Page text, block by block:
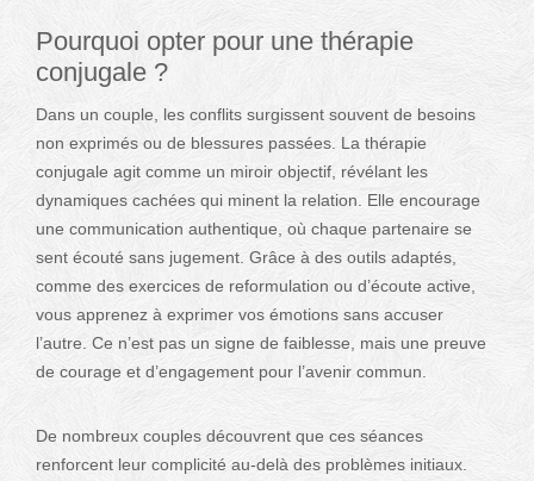
Pourquoi opter pour une thérapie
conjugale ?
Dans un couple, les conflits surgissent souvent de besoins
non exprimés ou de blessures passées. La thérapie
conjugale agit comme un miroir objectif, révélant les
dynamiques cachées qui minent la relation. Elle encourage
une communication authentique, où chaque partenaire se
sent écouté sans jugement. Grâce à des outils adaptés,
comme des exercices de reformulation ou d’écoute active,
vous apprenez à exprimer vos émotions sans accuser
l’autre. Ce n’est pas un signe de faiblesse, mais une preuve
de courage et d’engagement pour l’avenir commun.
De nombreux couples découvrent que ces séances
renforcent leur complicité au-delà des problèmes initiaux.